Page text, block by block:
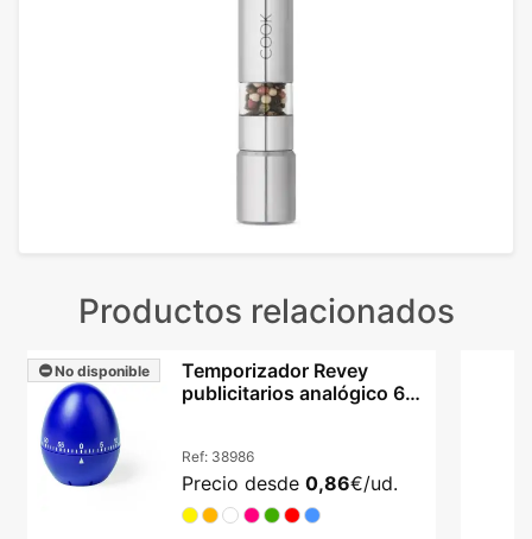
Productos relacionados
No disponible
Temporizador Revey
publicitarios analógico 60
Ref: 38986
Precio desde 0,86€/ud.